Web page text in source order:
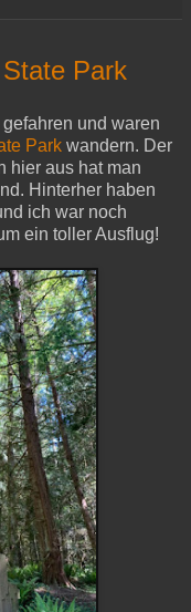
Park
gefahren und waren
Park wandern. Der
hier aus hat man
Hinterher haben
ich war noch
ein toller Ausflug!